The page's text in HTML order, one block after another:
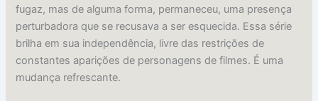
fugaz, mas de alguma forma, permaneceu, uma presença
perturbadora que se recusava a ser esquecida. Essa série
brilha em sua independência, livre das restrições de
constantes aparições de personagens de filmes. É uma
mudança refrescante.